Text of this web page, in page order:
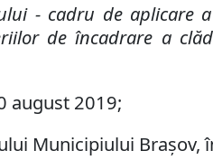
- cadru de aplicare
deîncadrare a clă
august 2019;
Municipiului Brașov,